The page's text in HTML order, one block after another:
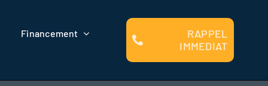
Financement
RAPPEL
IMMEDIAT